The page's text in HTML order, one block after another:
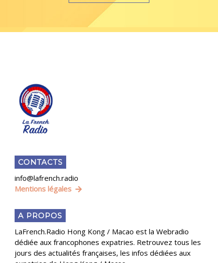
CONTACTS
info@lafrench.radio
Mentions légales
A PROPOS
LaFrench.Radio Hong Kong / Macao est la Webradio
dédiée aux francophones expatries. Retrouvez tous les
jours des actualités françaises, les infos dédiées aux